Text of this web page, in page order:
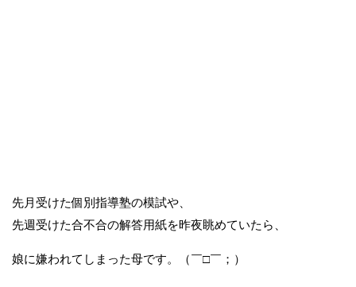
先月受けた個別指導塾の模試や、
先週受けた合不合の解答用紙を昨夜眺めていたら、
娘に嫌われてしまった母です。（￣□￣；）